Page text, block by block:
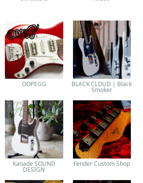
OOPEGG BLACK CLOUD | Black
Smoker
Kanade SOUND
DESIGN
Fender Custom Shop